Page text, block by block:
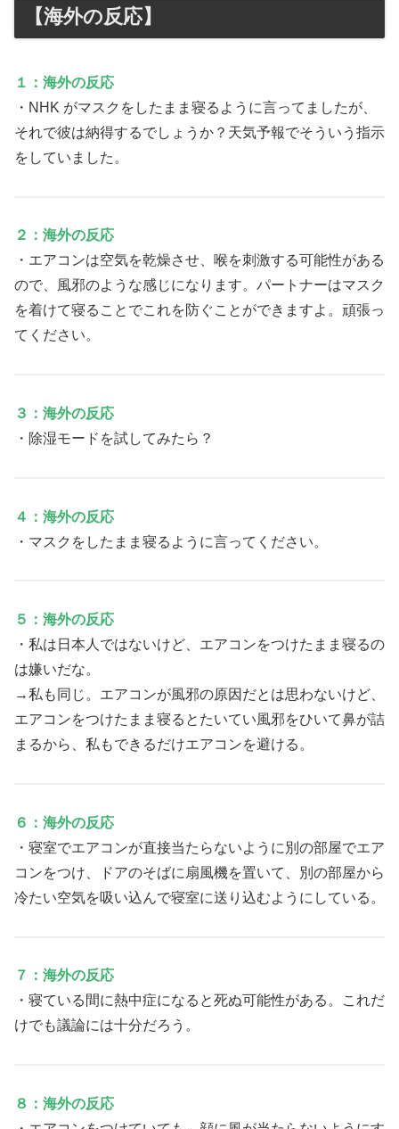
【海外の反応】
１：海外の反応
・NHK がマスクをしたまま寝るように言ってましたが、
それで彼は納得するでしょうか？天気予報でそういう指示
をしていました。
２：海外の反応
・エアコンは空気を乾燥させ、喉を刺激する可能性がある
ので、風邪のような感じになります。パートナーはマスク
を着けて寝ることでこれを防ぐことができますよ。頑張っ
てください。
３：海外の反応
・除湿モードを試してみたら？
４：海外の反応
・マスクをしたまま寝るように言ってください。
５：海外の反応
・私は日本人ではないけど、エアコンをつけたまま寝るの
は嫌いだな。
→私も同じ。エアコンが風邪の原因だとは思わないけど、
エアコンをつけたまま寝るとたいてい風邪をひいて鼻が詰
まるから、私もできるだけエアコンを避ける。
６：海外の反応
・寝室でエアコンが直接当たらないように別の部屋でエア
コンをつけ、ドアのそばに扇風機を置いて、別の部屋から
冷たい空気を吸い込んで寝室に送り込むようにしている。
７：海外の反応
・寝ている間に熱中症になると死ぬ可能性がある。これだ
けでも議論には十分だろう。
８：海外の反応